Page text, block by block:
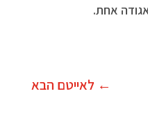
אחת.
← לאייטם הבא